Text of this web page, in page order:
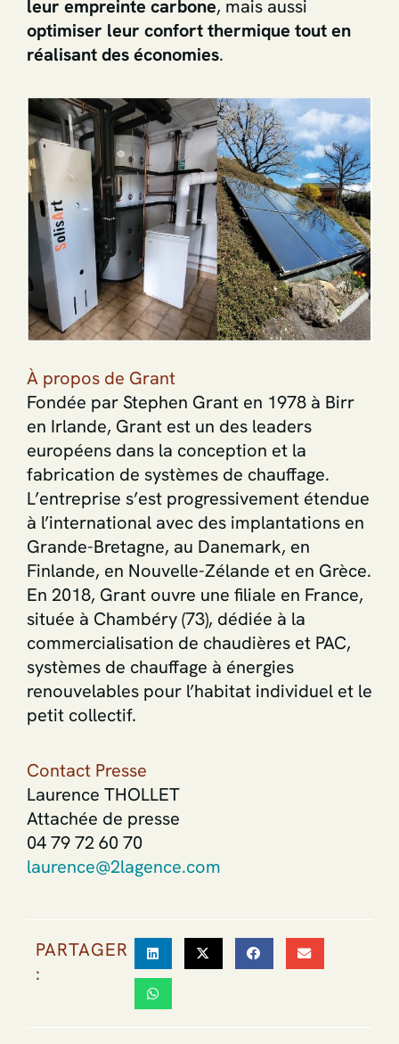
leur empreinte carbone, mais aussi
optimiser leur confort thermique tout en
réalisant des économies.
À propos de Grant
Fondée par Stephen Grant en 1978 à Birr
en Irlande, Grant est un des leaders
européens dans la conception et la
fabrication de systèmes de chauffage.
L’entreprise s’est progressivement étendue
à l’international avec des implantations en
Grande-Bretagne, au Danemark, en
Finlande, en Nouvelle-Zélande et en Grèce.
En 2018, Grant ouvre une filiale en France,
située à Chambéry (73), dédiée à la
commercialisation de chaudières et PAC,
systèmes de chauffage à énergies
renouvelables pour l’habitat individuel et le
petit collectif.
Contact Presse
Laurence THOLLET
Attachée de presse
04 79 72 60 70
laurence@2lagence.com
PARTAGER
: